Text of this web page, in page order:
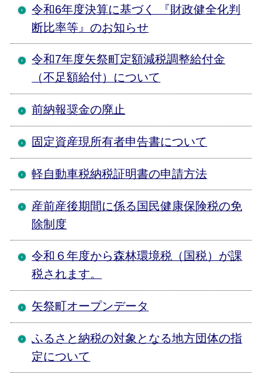
令和6年度決算に基づく 『財政健全化判
断比率等』のお知らせ
令和7年度矢祭町定額減税調整給付金
（不足額給付）について
前納報奨金の廃止
固定資産現所有者申告書について
軽自動車税納税証明書の申請方法
産前産後期間に係る国民健康保険税の免
除制度
令和６年度から森林環境税（国税）が課
税されます。
矢祭町オープンデータ
ふるさと納税の対象となる地方団体の指
定について